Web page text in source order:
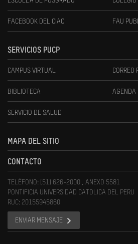
FACEBOOK DEL CIAC FAU
SERVICIOS PUCP
CAMPUS VIRTUAL CORREO
BIBLIOTECA AGENDA
SERVICIO DE SALUD
MAPA DEL SITIO
CONTACTO
TELÉFONO: (51) 626-2000 , ANEXO 5581
PONTIFICIA UNIVERSIDAD CATOLICA DEL PERU
RUC: 20155945860
ENVIAR MENSAJE